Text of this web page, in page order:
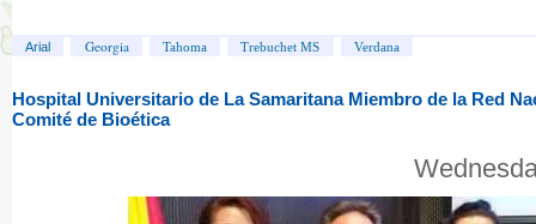
Arial Georgia Tahoma Trebuchet MS Verdana
Hospital Universitario de La Samaritana Miembro de la Red
Comité de Bioética